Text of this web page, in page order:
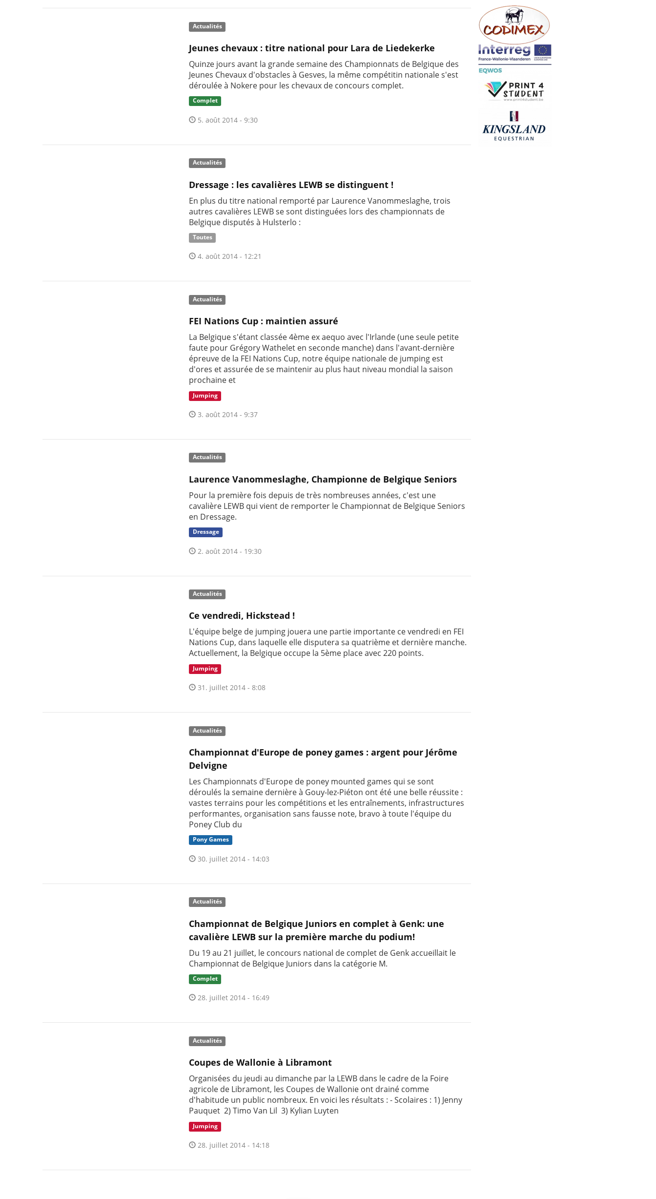
Actualités
Jeunes chevaux : titre national pour Lara de Liedekerke
Quinze jours avant la grande semaine des Championnats de Belgique des
Jeunes Chevaux d'obstacles à Gesves, la même compétitin nationale s'est
déroulée à Nokere pour les chevaux de concours complet.
Complet
5. août 2014 - 9:30
Actualités
Dressage : les cavalières LEWB se distinguent !
En plus du titre national remporté par Laurence Vanommeslaghe, trois
autres cavalières LEWB se sont distinguées lors des championnats de
Belgique disputés à Hulsterlo :
Toutes
4. août 2014 - 12:21
Actualités
FEI Nations Cup : maintien assuré
La Belgique s'étant classée 4ème ex aequo avec l'Irlande (une seule petite
faute pour Grégory Wathelet en seconde manche) dans l'avant-dernière
épreuve de la FEI Nations Cup, notre équipe nationale de jumping est
d'ores et assurée de se maintenir au plus haut niveau mondial la saison
prochaine et
Jumping
3. août 2014 - 9:37
Actualités
Laurence Vanommeslaghe, Championne de Belgique Seniors
Pour la première fois depuis de très nombreuses années, c'est une
cavalière LEWB qui vient de remporter le Championnat de Belgique Seniors
en Dressage.
Dressage
2. août 2014 - 19:30
Actualités
Ce vendredi, Hickstead !
L'équipe belge de jumping jouera une partie importante ce vendredi en FEI
Nations Cup, dans laquelle elle disputera sa quatrième et dernière manche.
Actuellement, la Belgique occupe la 5ème place avec 220 points.
Jumping
31. juillet 2014 - 8:08
Actualités
Championnat d'Europe de poney games : argent pour Jérôme
Delvigne
Les Championnats d'Europe de poney mounted games qui se sont
déroulés la semaine dernière à Gouy-lez-Piéton ont été une belle réussite :
vastes terrains pour les compétitions et les entraînements, infrastructures
performantes, organisation sans fausse note, bravo à toute l'équipe du
Poney Club du
Pony Games
30. juillet 2014 - 14:03
Actualités
Championnat de Belgique Juniors en complet à Genk: une
cavalière LEWB sur la première marche du podium!
Du 19 au 21 juillet, le concours national de complet de Genk accueillait le
Championnat de Belgique Juniors dans la catégorie M.
Complet
28. juillet 2014 - 16:49
Actualités
Coupes de Wallonie à Libramont
Organisées du jeudi au dimanche par la LEWB dans le cadre de la Foire
agricole de Libramont, les Coupes de Wallonie ont drainé comme
d'habitude un public nombreux. En voici les résultats : - Scolaires : 1) Jenny
Pauquet 2) Timo Van Lil 3) Kylian Luyten
Jumping
28. juillet 2014 - 14:18